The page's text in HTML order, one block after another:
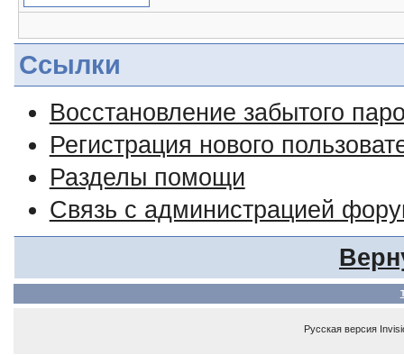
Ссылки
Восстановление забытого
Регистрация нового
Разделы помощи
Связь с администрацией
Русская версия